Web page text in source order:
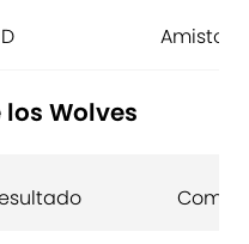
Amistoso
Wolves